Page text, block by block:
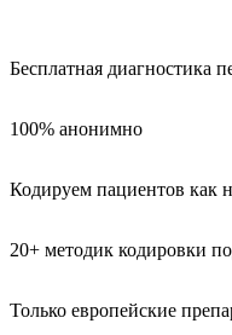
Бесплатная диагностика
100% анонимно
Кодируем пациентов как
20+ методик кодировки
Только европейские